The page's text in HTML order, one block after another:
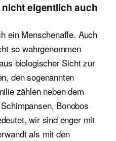
eigentlich auch
ein Menschenaffe. Auch
so wahrgenommen
biologischer Sicht zur
den sogenannten
zählen neben dem
Bonobos
wir sind enger mit
als mit den